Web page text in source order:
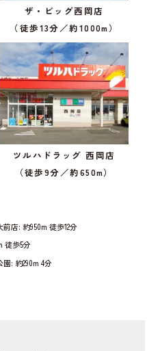
ザ・ビッグ西岡店
（徒歩13分／約1000m）
ツルハドラッグ 西岡店
（徒歩9分／約650m）
前店: 約950m 徒歩12分
徒歩5分
園: 約290m 4分